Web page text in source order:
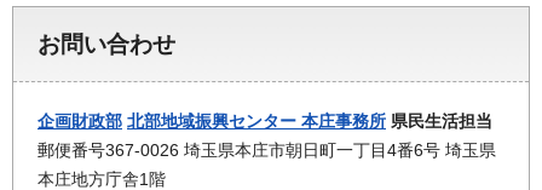
お問い合わせ
企画財政部 北部地域振興センター 本庄事務所 県民生活担当
郵便番号367-0026 埼玉県本庄市朝日町一丁目4番6号 埼玉県
本庄地方庁舎1階